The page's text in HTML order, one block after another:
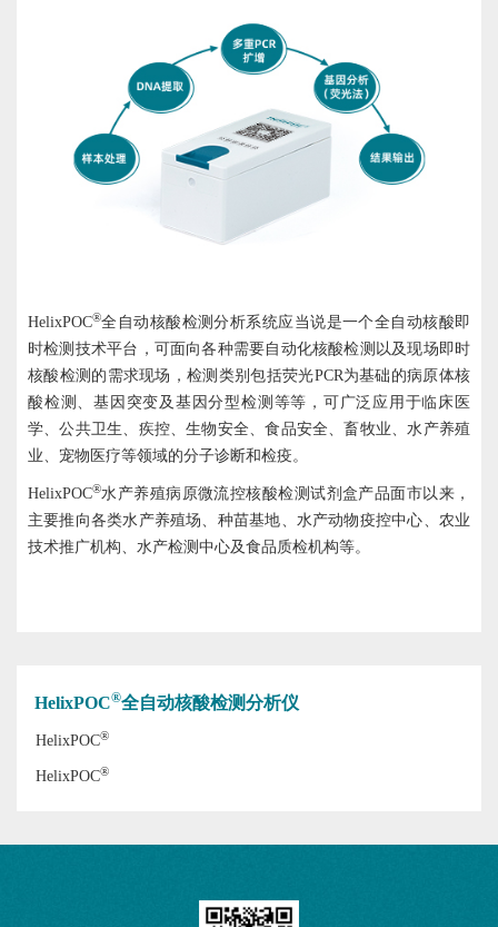
HelixPOC®全自动核酸检测分析系统应当说是一个全自动核酸即
时检测技术平台，可面向各种需要自动化核酸检测以及现场即时
核酸检测的需求现场，检测类别包括荧光PCR为基础的病原体核
酸检测、基因突变及基因分型检测等等，可广泛应用于临床医
学、公共卫生、疾控、生物安全、食品安全、畜牧业、水产养殖
业、宠物医疗等领域的分子诊断和检疫。
HelixPOC®水产养殖病原微流控核酸检测试剂盒产品面市以来，
主要推向各类水产养殖场、种苗基地、水产动物疫控中心、农业
技术推广机构、水产检测中心及食品质检机构等。
HelixPOC®全自动核酸检测分析仪
HelixPOC®
HelixPOC®